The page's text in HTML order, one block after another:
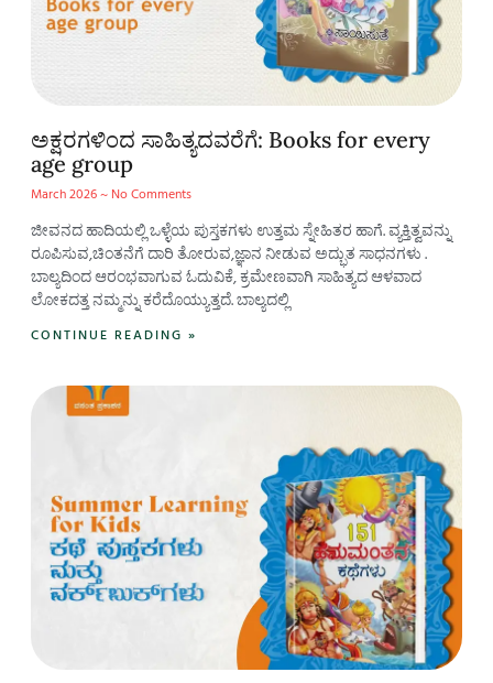
ಅಕ್ಷರಗಳಿಂದ ಸಾಹಿತ್ಯದವರೆಗೆ: Books for every
age group
March 2026 No Comments
ಜೀವನದ ಹಾದಿಯಲ್ಲಿ ಒಳ್ಳೆಯ ಪುಸ್ತಕಗಳು ಉತ್ತಮ ಸ್ನೇಹಿತರ ಹಾಗೆ. ವ್ಯಕ್ತಿತ್ವವನ್ನು
ರೂಪಿಸುವ,ಚಿಂತನೆಗೆ ದಾರಿ ತೋರುವ,ಜ್ಞಾನ ನೀಡುವ ಅದ್ಭುತ ಸಾಧನಗಳು .
ಬಾಲ್ಯದಿಂದ ಆರಂಭವಾಗುವ ಓದುವಿಕೆ, ಕ್ರಮೇಣವಾಗಿ ಸಾಹಿತ್ಯದ ಆಳವಾದ
ಲೋಕದತ್ತ ನಮ್ಮನ್ನು ಕರೆದೊಯ್ಯುತ್ತದೆ. ಬಾಲ್ಯದಲ್ಲಿ
CONTINUE READING »